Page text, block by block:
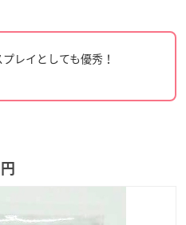
レイとしても優秀！